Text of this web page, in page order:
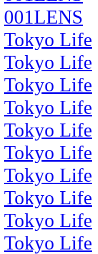
001LENS
Tokyo Life
Tokyo Life
Tokyo Life
Tokyo Life
Tokyo Life
Tokyo Life
Tokyo Life
Tokyo Life
Tokyo Life
Tokyo Life